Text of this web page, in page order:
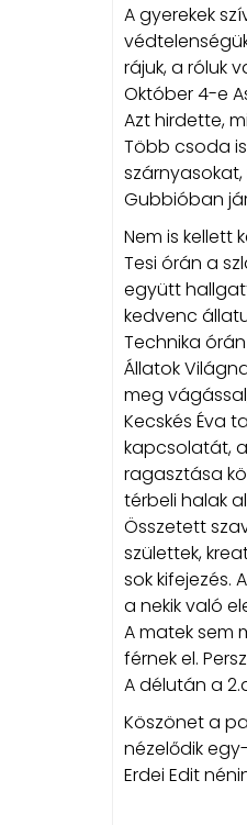
A gyerekek
rájuk, a róluk
Október 4-e
Azt hirdette,
Több csoda
Gubbióban
Nem is kellett
Tesi órán a
együtt
kedvenc
Technika
Állatok
meg
Kecskés Éva
kapcsolatát,
ragasztása
térbeli halak
Összetett
születtek,
sok kifejezés.
a nekik való
A matek sem
férnek el.
A délután a
Köszönet a
nézelődik
Erdei Edit